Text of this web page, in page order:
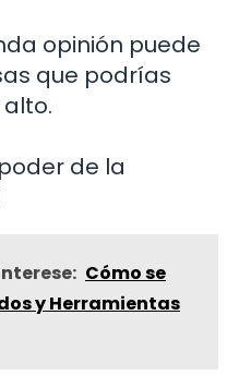
opinión puede
que podrías
de la
Cómo se
y Herramientas